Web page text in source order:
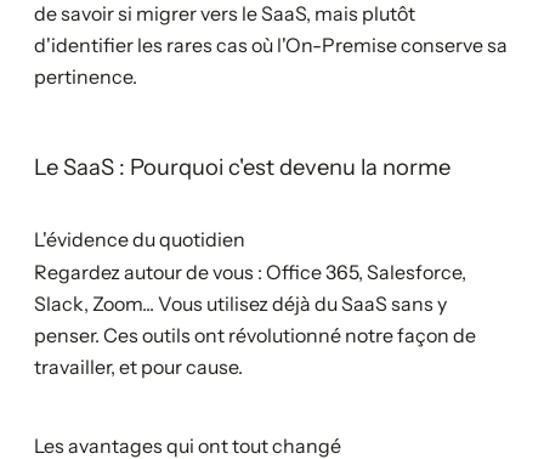
de savoir si migrer vers le SaaS, mais plutôt
d'identifier les rares cas où l'On-Premise conserve sa
pertinence.
Le SaaS : Pourquoi c'est devenu la norme
L'évidence du quotidien
Regardez autour de vous : Office 365, Salesforce,
Slack, Zoom... Vous utilisez déjà du SaaS sans y
penser. Ces outils ont révolutionné notre façon de
travailler, et pour cause.
Les avantages qui ont tout changé